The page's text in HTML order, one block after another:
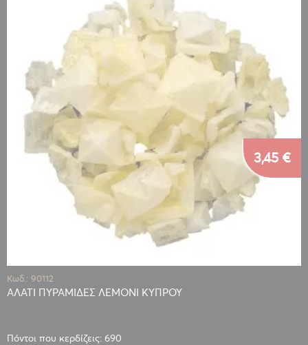
Κωδ.: 90112
ΑΛΑΤΙ ΠΥΡΑΜΙΔΕΣ ΛΕΜΟΝΙ ΚΥΠΡΟΥ
Πόντοι που κερδίζεις: 690
3,45 €